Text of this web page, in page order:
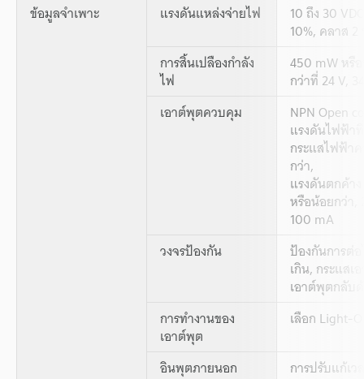
ข้อมูลจำเพาะ
แรงดันแหล่งจ่ายไฟ 10 ถึง 30
10%, คลาส 2
การสิ้นเปลืองกำลัง
ไฟ
450 mW หรื
กว่าที่ 24 V,
เอาต์พุตควบคุม
NPN Open
แรงดันไฟฟ้า
กระแสไฟฟ้า
กว่า,
แรงดันตกค้า
หรือน้อยกว่า,
100 mA
วงจรป้องกัน
ป้องกันการต่
เกิน, กระแส
เอาต์พุตกลับ
การทำงานของ
เอาต์พุต
เลือก Light-
อินพุตภายนอก การปรับแก้เ